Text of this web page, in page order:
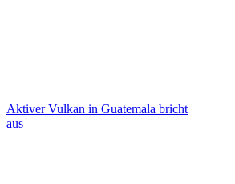
Aktiver Vulkan in Guatemala bricht
aus